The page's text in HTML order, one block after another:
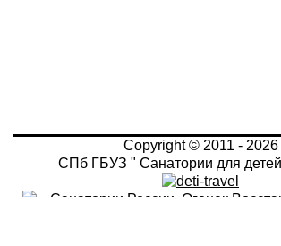
Copyright © 2011 - 2026
СПб ГБУЗ " Санатории для